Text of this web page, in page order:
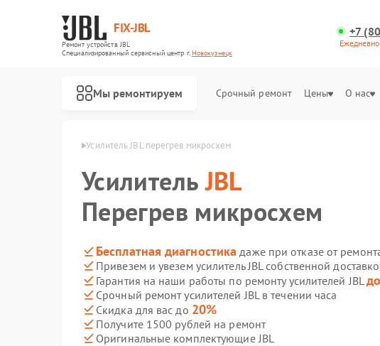
FIX-JBL
Ремонт устройств JBL
Специализированный cервисный центр г.Новокузнецк
+7
Мы ремонтируем Срочный ремонт Цены О нас
в Новокузнецке Усилитель JBL перегрев микросхем
УсилительJBL
Перегрев микросхем
Бесплатная диагностика даже при отказе от
Привезем и увезем усилитель JBL собственной
Гарантия на наши работы по ремонту усилителей JBL
Срочный ремонт усилителей JBL в течении часа
Скидка для вас до 20%
Получите 1500 рублей на ремонт
Оригинальные комплектующие JBL